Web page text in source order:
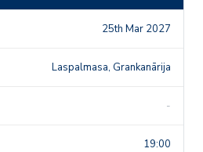
25th Mar 2027
Laspalmasa, Grankanārija
-
19:00